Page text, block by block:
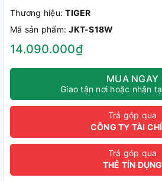
Thương hiệu:TIGER
Mã sản phẩm:JKT-S18W
14.090.000₫
MUA NGAY
Giao tận nơi hoặc nhận
Trả góp qua
CÔNG TY TÀI
Trả góp qua
THẺ TÍN DỤNG